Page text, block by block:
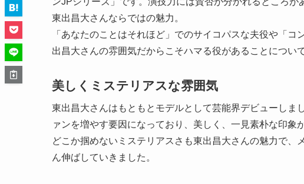
東出昌大さんならではの魅力。
「あなたのことはそれほど」でのサイコパスな夫役や「
出昌大さんの雰囲気だからこそハマる役があることについ
美しくミステリアスな雰囲気
東出昌大さんはもともとモデルとして芸能界デビューしま
ァンを増やす要因になっており、美しく、一見素朴な印象
どこか掴めないミステリアスさも東出昌大さんの魅力で
ん伸ばしていきました。